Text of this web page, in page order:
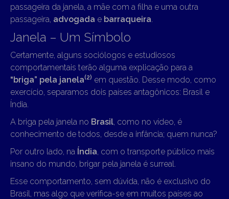
passageira da janela, a mãe com a filha e uma outra
passageira, advogada e barraqueira.
Janela – Um Símbolo
Certamente, alguns sociólogos e estudiosos
comportamentais terão alguma explicação para a
“briga” pela janela(2) em questão. Desse modo, como
exercício, separamos dois países antagônicos: Brasil e
Índia.
A briga pela janela no Brasil, como no vídeo, é
conhecimento de todos, desde a infância; quem nunca?
Por outro lado, na Índia, com o transporte público mais
insano do mundo, brigar pela janela é surreal.
Esse comportamento, sem dúvida, não é exclusivo do
Brasil, mas algo que verifica-se em muitos países ao